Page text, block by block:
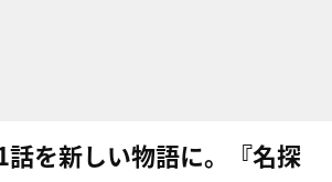
話を新しい物語に。『名探